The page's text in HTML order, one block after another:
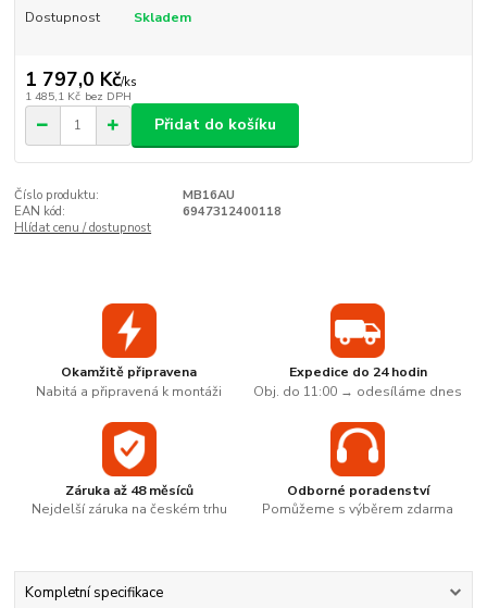
Dostupnost Skladem
1 797,0 Kč/ks
1 485,1 Kč bez DPH
Přidat do košíku
Číslo produktu:
MB16AU
EAN kód:
6947312400118
Hlídat cenu / dostupnost
Okamžitě připravena
Nabitá a připravená k montáži
Expedice do 24 hodin
Obj. do 11:00 → odesíláme dnes
Záruka až 48 měsíců
Nejdelší záruka na českém trhu
Odborné poradenství
Pomůžeme s výběrem zdarma
Kompletní specifikace